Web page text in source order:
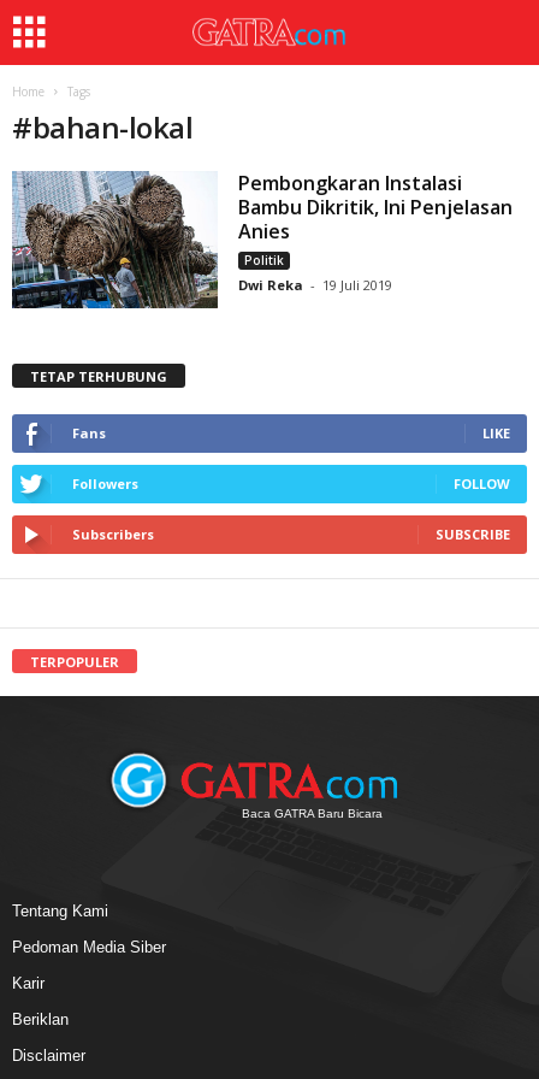
Home Tags
#bahan-lokal
Pembongkaran Instalasi
Bambu Dikritik, Ini Penjelasan
Anies
Politik
Dwi Reka - 19 Juli 2019
TETAP TERHUBUNG
Fans LIKE
Followers FOLLOW
Subscribers SUBSCRIBE
TERPOPULER
Baca GATRA Baru Bicara
Tentang Kami
Pedoman Media Siber
Karir
Beriklan
Disclaimer